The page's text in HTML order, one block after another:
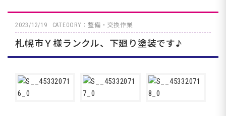
2023/12/19 CATEGORY：整備・交換作業
札幌市Ｙ様ランクル、下廻り塗装です♪